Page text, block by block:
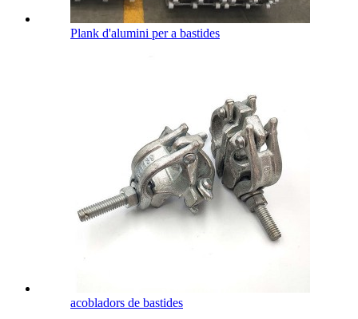
Plank d'alumini per a bastides
acobladors de bastides